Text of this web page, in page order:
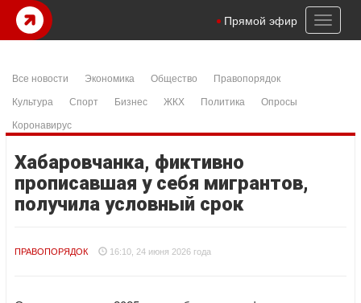
Toggle
Прямой эфир
Все новости Экономика Общество
Правопорядок
Культура
Спорт Бизнес ЖКХ Политика
Опросы
Коронавирус
Хабаровчанка, фиктивно
прописавшая у себя мигрантов,
получила условный срок
ПРАВОПОРЯДОК 16:10, 24 июня 2026 года